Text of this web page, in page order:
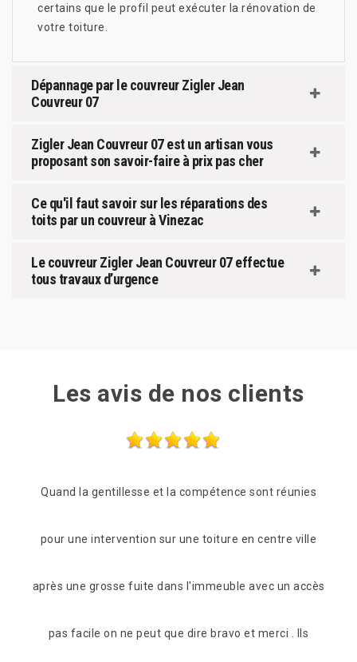
certains que le profil peut exécuter la rénovation de
votre toiture.
Dépannage par le couvreur Zigler Jean
Couvreur 07
Zigler Jean Couvreur 07 est un artisan vous
proposant son savoir-faire à prix pas cher
Ce qu'il faut savoir sur les réparations des
toits par un couvreur à Vinezac
Le couvreur Zigler Jean Couvreur 07 effectue
tous travaux d’urgence
Les avis de nos clients
Compétence et rapidité (lendemain de mon appel) et
en plus gentillesse et conseils mérite bien ses 5
étoiles Merci